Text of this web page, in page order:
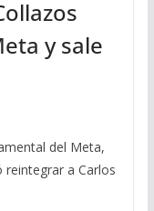
y sale
del Meta,
reintegrar a Carlos